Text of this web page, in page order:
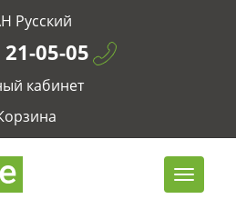
UAH Русский
05-05
кабинет